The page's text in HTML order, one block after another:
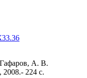
А. В.
224 с.